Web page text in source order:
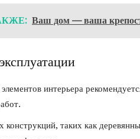
Ваш дом — ваша
интерьера
конструкций, таких как